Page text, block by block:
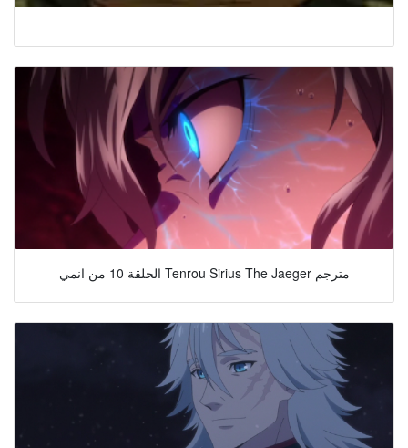
الحلقة 10 من انمي Tenrou Sirius The Jaeger مترجم